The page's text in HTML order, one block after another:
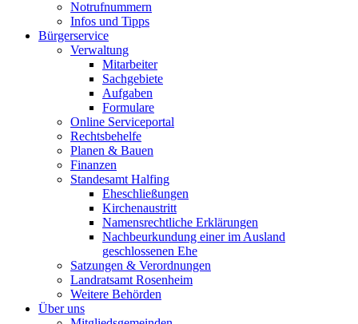
Notrufnummern
Infos und Tipps
Bürgerservice
Verwaltung
Mitarbeiter
Sachgebiete
Aufgaben
Formulare
Online Serviceportal
Rechtsbehelfe
Planen & Bauen
Finanzen
Standesamt Halfing
Eheschließungen
Kirchenaustritt
Namensrechtliche Erklärungen
Nachbeurkundung einer im Ausland
geschlossenen Ehe
Satzungen & Verordnungen
Landratsamt Rosenheim
Weitere Behörden
Über uns